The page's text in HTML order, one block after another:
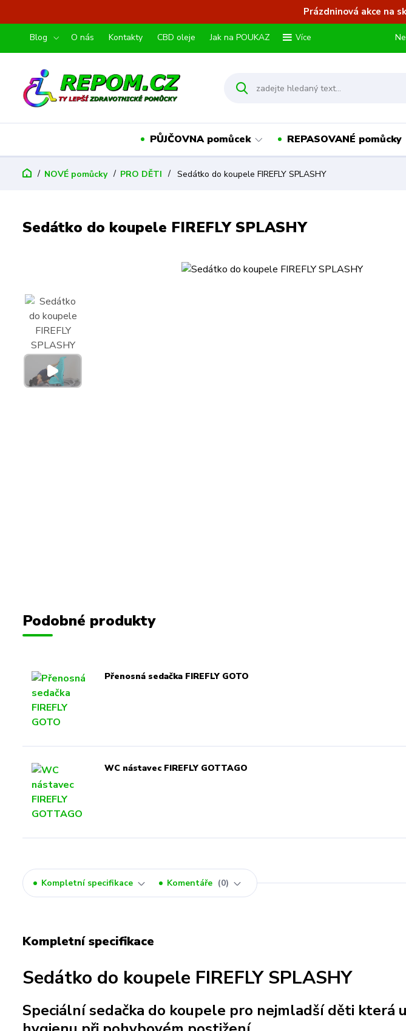
Prázdninová akce na
Blog O nás Kontakty CBD oleje Jak na POUKAZ Více
PŮJČOVNA pomůcek REPASOVANÉ pomůcky
NOVÉ pomůcky PRO DĚTI Sedátko do koupele FIREFLY SPLASHY
Sedátko do koupele FIREFLY SPLASHY
Podobné produkty
Přenosná sedačka FIREFLY GOTO
WC nástavec FIREFLY GOTTAGO
Kompletní specifikace Komentáře 0
Kompletní specifikace
Sedátko do koupele FIREFLY SPLASHY
Speciální sedačka do koupele pro nejmladší děti která